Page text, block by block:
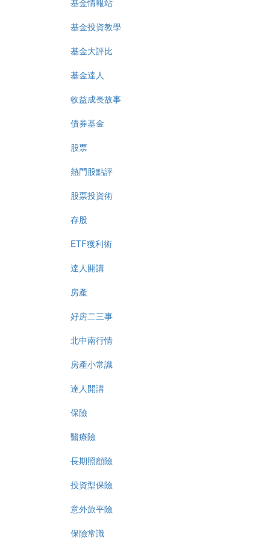
基金情報站
基金投資教學
基金大評比
基金達人
收益成長故事
債券基金
股票
熱門股點評
股票投資術
存股
ETF獲利術
達人開講
房產
好房二三事
北中南行情
房產小常識
達人開講
保險
醫療險
長期照顧險
投資型保險
意外旅平險
保險常識